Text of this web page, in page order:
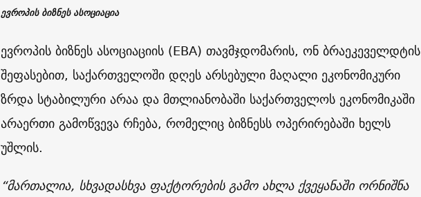
ევროპის ბიზნეს ასოციაცია
ევროპის ბიზნეს ასოციაციის (EBA) თავმჯდომარის, ონ ბრაეკეველდტის
შეფასებით, საქართველოში დღეს არსებული მაღალი ეკონომიკური
ზრდა სტაბილური არაა და მთლიანობაში საქართველოს ეკონომიკაში
არაერთი გამოწვევა რჩება, რომელიც ბიზნესს ოპერირებაში ხელს
უშლის.
“მართალია, სხვადასხვა ფაქტორების გამო ახლა ქვეყანაში ორნიშნა